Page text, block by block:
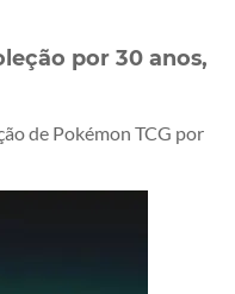
por 30 anos,
de Pokémon TCG por